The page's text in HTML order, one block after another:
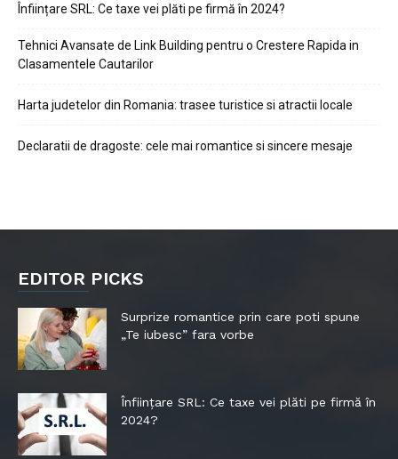
Înființare SRL: Ce taxe vei plăti pe firmă în 2024?
Tehnici Avansate de Link Building pentru o Crestere Rapida in
Clasamentele Cautarilor
Harta judetelor din Romania: trasee turistice si atractii locale
Declaratii de dragoste: cele mai romantice si sincere mesaje
EDITOR PICKS
Surprize romantice prin care poti spune
„Te iubesc” fara vorbe
Înființare SRL: Ce taxe vei plăti pe firmă în
2024?